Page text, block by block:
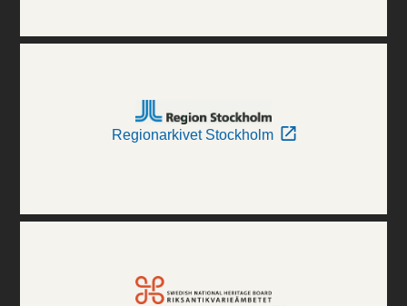
Regionarkivet Stockholm